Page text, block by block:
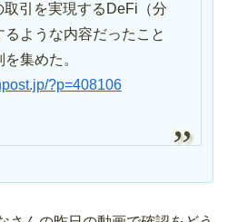
引を実現するDeFi（分
ような内容だったこと
集めた。
?p=408106